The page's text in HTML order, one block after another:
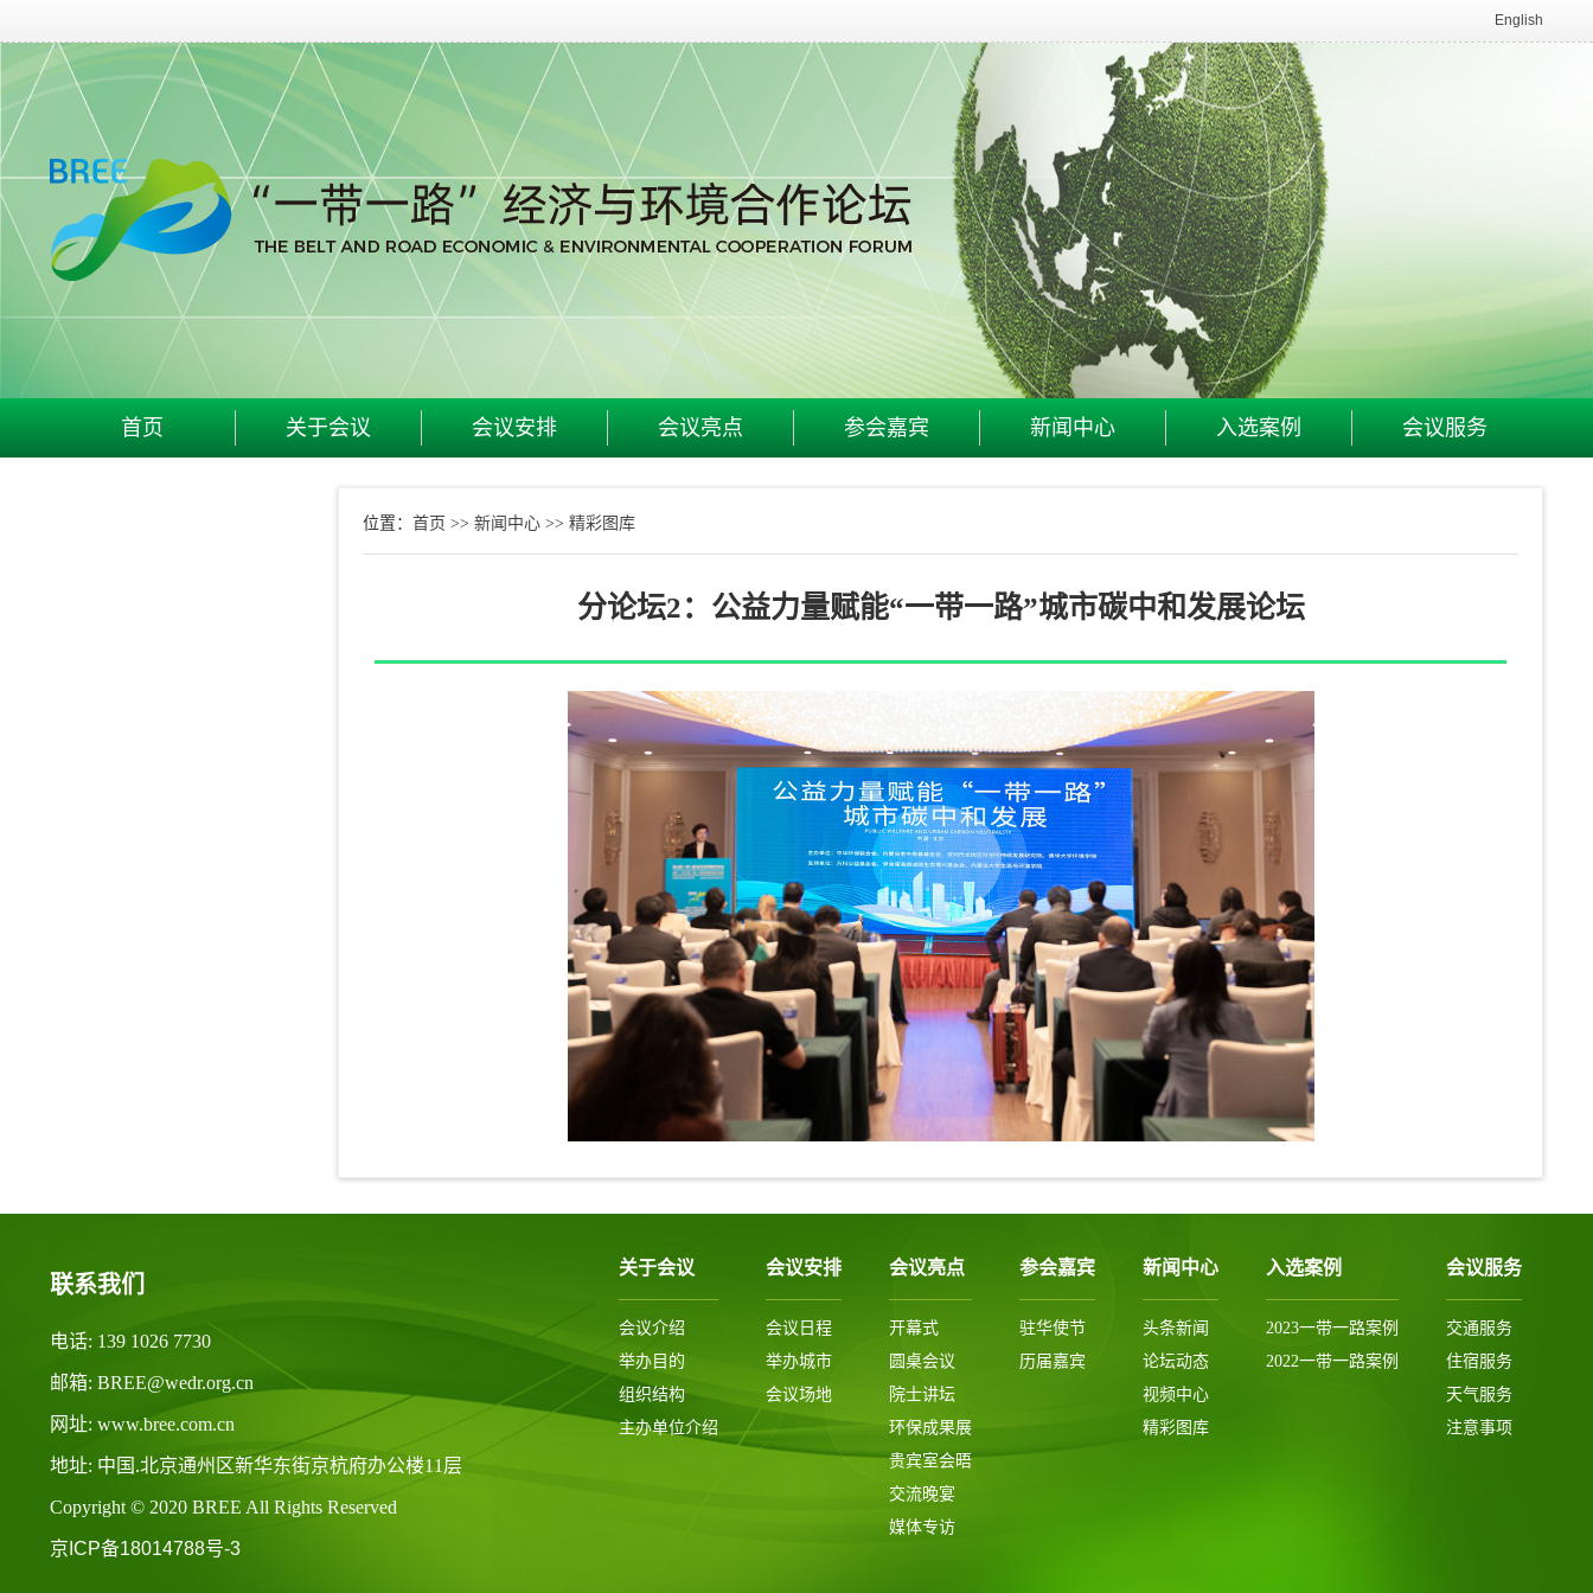
English
首页 关于会议 会议安排 会议亮点 参会嘉宾 新闻中心 入选案例 会议服务
位置： 首页 >> 新闻中心 >> 精彩图库
分论坛2：公益力量赋能“一带一路”城市碳中和发展论坛
联系我们
电话: 139 1026 7730
邮箱: BREE@wedr.org.cn
网址: www.bree.com.cn
地址: 中国.北京通州区新华东街京杭府办公楼11层
Copyright © 2020 BREE All Rights Reserved
京ICP备18014788号-3
关于会议
会议介绍
举办目的
组织结构
主办单位介绍
会议安排
会议日程
举办城市
会议场地
会议亮点
开幕式
圆桌会议
院士讲坛
环保成果展
贵宾室会晤
交流晚宴
媒体专访
参会嘉宾
驻华使节
历届嘉宾
新闻中心
头条新闻
论坛动态
视频中心
精彩图库
入选案例
2023一带一路案例
2022一带一路案例
会议服务
交通服务
住宿服务
天气服务
注意事项